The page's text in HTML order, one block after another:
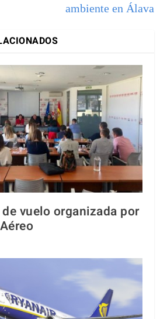
ambiente en Álava
vuelo organizada por